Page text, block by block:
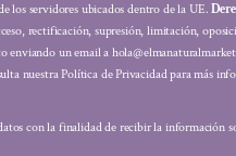
los servidores ubicados dentro de la UE.
rectificación, supresión, limitación,
enviando un email a
nuestra Política de Privacidad para más
con la finalidad de recibir la información